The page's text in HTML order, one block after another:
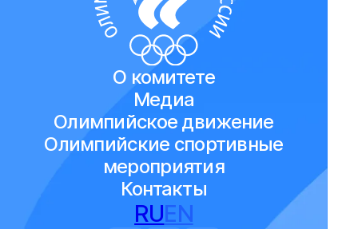
О комитете
Медиа
Олимпийское движение
Олимпийские спортивные
мероприятия
Контакты
RUEN